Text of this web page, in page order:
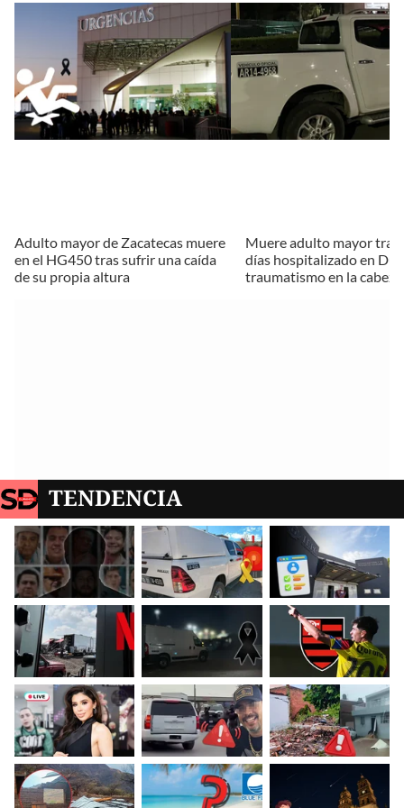
Adulto mayor de Zacatecas muere
en el HG450 tras sufrir una caída
de su propia altura
Muere adulto mayor tras
días hospitalizado en
traumatismo en la cabeza
TENDENCIA